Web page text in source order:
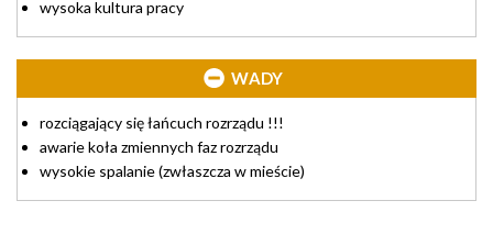
wysoka kultura pracy
WADY
rozciągający się łańcuch rozrządu !!!
awarie koła zmiennych faz rozrządu
wysokie spalanie (zwłaszcza w mieście)